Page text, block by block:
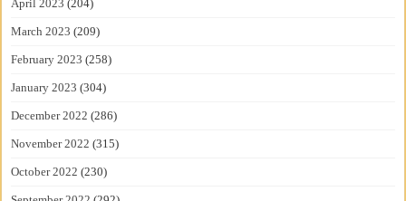
April 2023 (204)
March 2023 (209)
February 2023 (258)
January 2023 (304)
December 2022 (286)
November 2022 (315)
October 2022 (230)